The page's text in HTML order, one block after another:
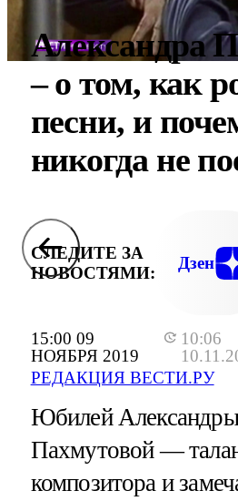
15:00 09
НОЯБРЯ 2019
10:06
РЕДАКЦИЯ ВЕСТИ.РУ
Александра
– о том, как
песни, и
никогда не
СЛЕДИТЕ ЗА
НОВОСТЯМИ:
Дзен
Юбилей
Пахмутовой —
композитора и